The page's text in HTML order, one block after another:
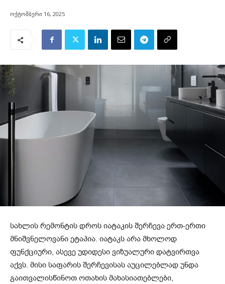
ოქტომბერი 16, 2025
სახლის რემონტის დროს იატაკის შერჩევა ერთ-ერთი
მნიშვნელოვანი ეტაპია. იატაკს არა მხოლოდ
ფუნქციური, ასევე უდიდესი ვიზუალური დატვირთვა
აქვს. მისი საფარის შერჩევისას აუცილებლად უნდა
გაითვალისწინოთ ოთახის მახასიათებლები,